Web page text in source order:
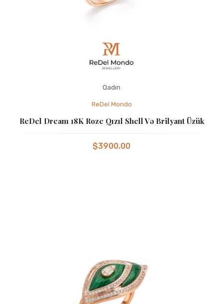
Qadın
ReDel Mondo
ReDel Dream 18K Roze Qızıl Shell Və Brilyant Üzük
$3900.00